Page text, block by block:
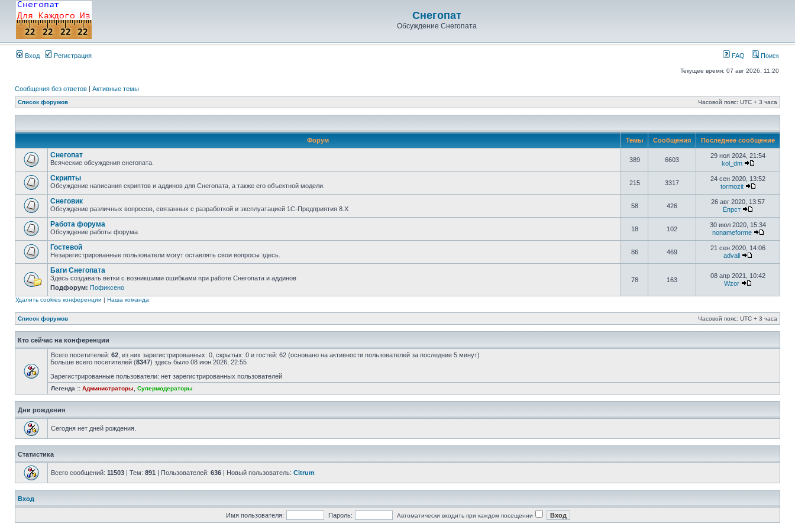
Снегопат
Обсуждение Снегопата
Вход Регистрация FAQ Поиск
Текущее время: 07 авг 2026, 11:20
Сообщения без ответов | Активные темы
Список форумов Часовой пояс: UTC + 3 часа
Форум Темы Сообщения Последнее сообщение
Снегопат
Всяческие обсуждения снегопата. 389 6603
29 ноя 2024, 21:54
kol_dm
Скрипты
Обсуждение написания скриптов и аддинов для Снегопата, а также его объектной модели. 215 3317
24 сен 2020, 13:52
tormozit
Снеговик
Обсуждение различных вопросов, связанных с разработкой и эксплуатацией 1С-Предприятия 8.X 58 426
26 авг 2020, 13:57
Ёпрст
Работа форума
Обсуждение работы форума 18 102
30 июл 2020, 15:34
nonameforme
Гостевой
Незарегистрированные пользователи могут оставлять свои вопросы здесь. 86 469
21 сен 2020, 14:06
advali
Баги Снегопата
Здесь создавать ветки с возникшими ошибками при работе Снегопата и аддинов
Подфорум: Пофиксено
78 163
08 апр 2021, 10:42
Wzor
Удалить cookies конференции | Наша команда
Список форумов Часовой пояс: UTC + 3 часа
Кто сейчас на конференции
Всего посетителей: 62 , из них зарегистрированных: 0, скрытых: 0 и гостей: 62 (основано на активности пользователей за последние 5 минут)
Больше всего посетителей (8347) здесь было 08 июн 2026, 22:55
Зарегистрированные пользователи: нет зарегистрированных пользователей
Легенда :: Администраторы Супермодераторы
Дни рождения
Сегодня нет дней рождения.
Статистика
Всего сообщений: 11503 | Тем: 891 | Пользователей: 636 | Новый пользователь: Citrum
Вход
Имя пользователя: Пароль: Автоматически входить при каждом посещении